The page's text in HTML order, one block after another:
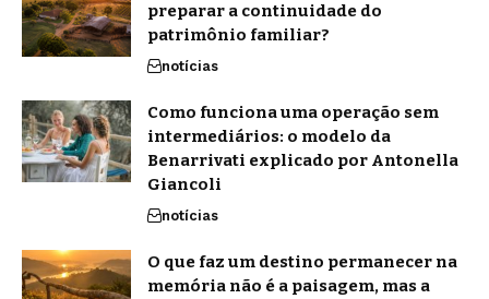
preparar a continuidade do
patrimônio familiar?
notícias
Como funciona uma operação sem
intermediários: o modelo da
Benarrivati explicado por Antonella
Giancoli
notícias
O que faz um destino permanecer na
memória não é a paisagem, mas a